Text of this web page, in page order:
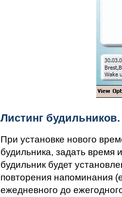
Листинг будильников.
При установке нового
будильника, задать время
будильник будет
повторения напоминания
ежедневного до